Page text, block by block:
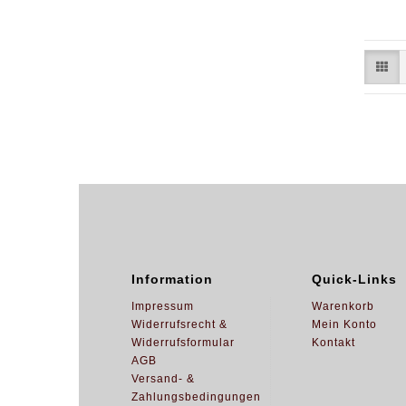
Information
Impressum
Widerrufsrecht &
Widerrufsformular
AGB
Versand- &
Zahlungsbedingungen
Quick-Links
Warenkorb
Mein Konto
Kontakt